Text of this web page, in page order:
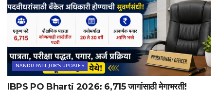
NANDU PATIL JOB'S UPDATES
IBPS PO Bharti 2026: 6,715 जागांसाठी मेगाभरती!